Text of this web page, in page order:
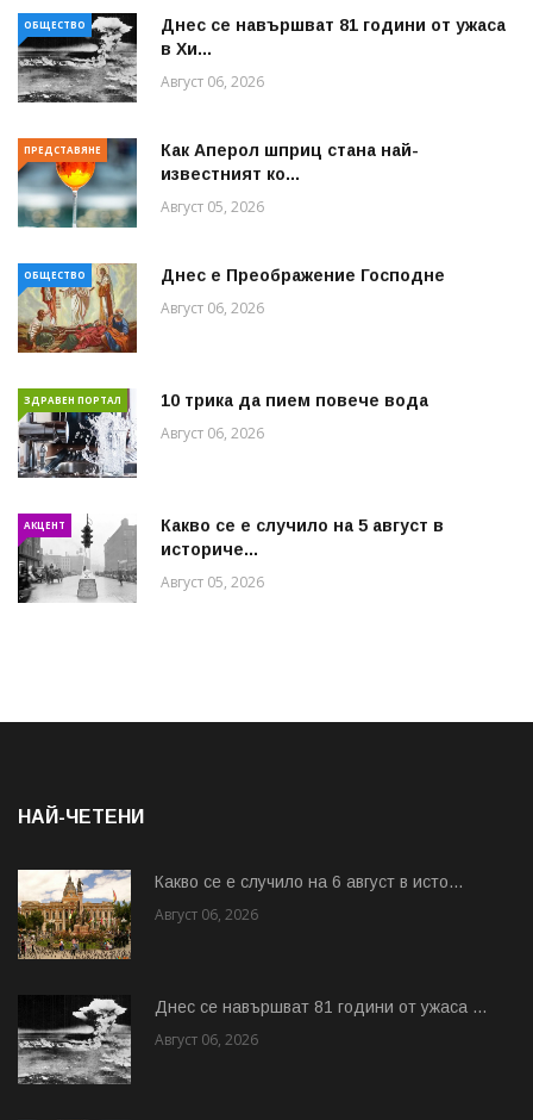
ОБЩЕСТВО
Днес се навършват 81 години от ужаса
в Хи...
Август 06, 2026
ПРЕДСТАВЯНЕ
Как Аперол шприц стана най-
известният ко...
Август 05, 2026
ОБЩЕСТВО Днес е Преображение Господне
Август 06, 2026
ЗДРАВЕН ПОРТАЛ 10 трика да пием повече вода
Август 06, 2026
АКЦЕНТ
Какво се е случило на 5 август в
историче...
Август 05, 2026
НАЙ-ЧЕТЕНИ
Какво се е случило на 6 август в исто...
Август 06, 2026
Днес се навършват 81 години от ужаса ...
Август 06, 2026